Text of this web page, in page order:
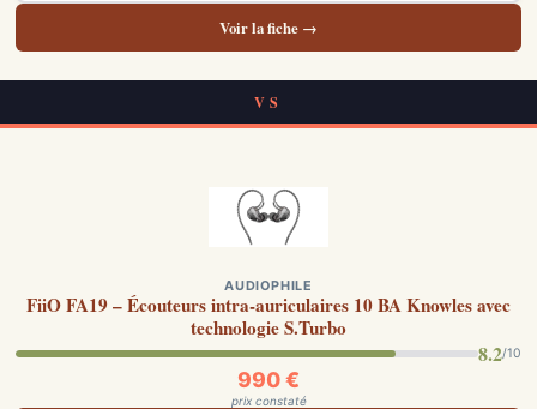
Voir la fiche →
VS
AUDIOPHILE
FiiO FA19 – Écouteurs intra-auriculaires 10 BA Knowles avec
technologie S.Turbo
8.2/10
990 €
prix constaté